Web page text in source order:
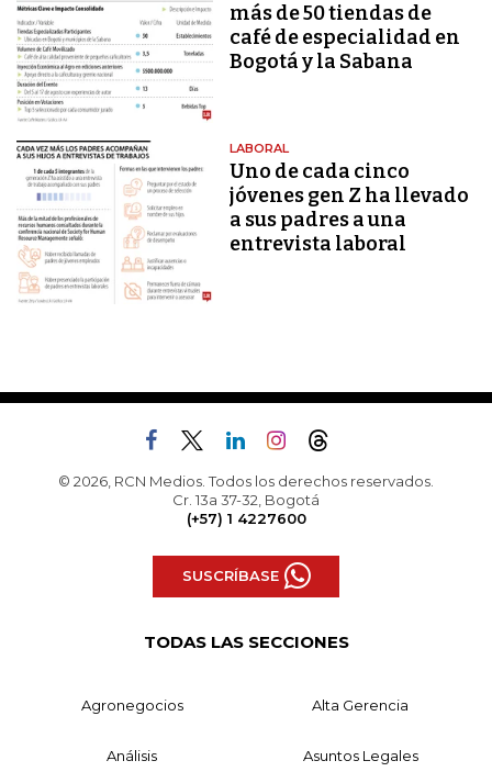
más de 50 tiendas de
café de especialidad en
Bogotá y la Sabana
LABORAL
Uno de cada cinco
jóvenes gen Z ha llevado
a sus padres a una
entrevista laboral
© 2026, RCN Medios. Todos los derechos reservados.
Cr. 13a 37-32, Bogotá
(+57) 1 4227600
SUSCRÍBASE
TODAS LAS SECCIONES
Agronegocios Alta Gerencia
Análisis Asuntos Legales